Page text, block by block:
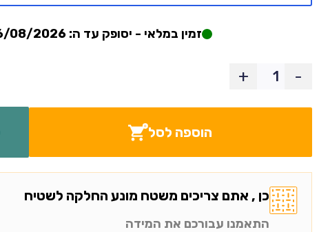
זמין במלאי - יסופק עד ה: 06/08/2026
-
+
הוספה לסל
כן , אתם צריכים משטח מונע החלקה לשטיח
התאמנו עבורכם את המידה